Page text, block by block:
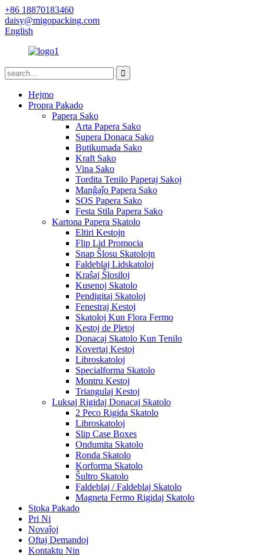
+86 18870183460
daisy@migopacking.com
English
Hejmo
Propra Pakado
Papera Sako
Arta Papera Sako
Supera Donaca Sako
Butikumada Sako
Kraft Sako
Vina Sako
Tordita Tenilo Paperaj Sakoj
Manĝaĵo Papera Sako
SOS Papera Sako
Festa Stila Papera Sako
Kartona Papera Skatolo
Eltiri Kestojn
Flip Lid Promocia
Snap Ŝlosu Skatolojn
Faldeblaj Lidskatoloj
Kraŝaj Ŝlosiloj
Kusenoj Skatolo
Pendigitaj Skatoloj
Fenestraj Kestoj
Skatoloj Kun Flora Fermo
Kestoj de Pletoj
Donacaj Skatolo Kun Tenilo
Kovertaj Kestoj
Libroskatoloj
Specialforma Skatolo
Montru Kestoj
Triangulaj Kestoj
Luksaj Rigidaj Donacaj Skatolo
2 Peco Rigida Skatolo
Libroskatoloj
Slip Case Boxes
Ondumita Skatolo
Ronda Skatolo
Korforma Skatolo
Ŝultro Skatolo
Faldeblaj / Faldeblaj Skatolo
Magneta Fermo Rigidaj Skatolo
Stoka Pakado
Pri Ni
Novaĵoj
Oftaj Demandoj
Kontaktu Nin